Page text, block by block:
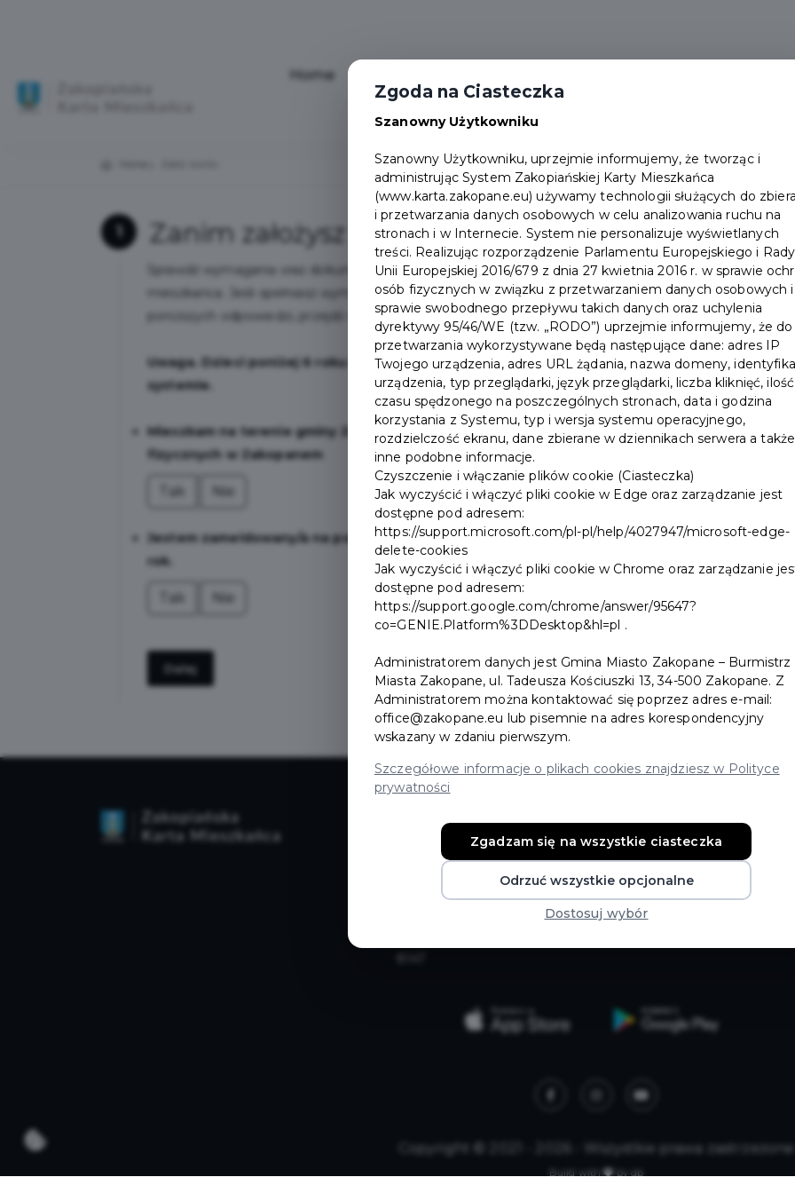
Home
Punkty obsługi
Zanim założysz konto
Sprawdź wymagania oraz dokumenty jakie należy przedstawić aby otrzymać pakiet
mieszkańca. Jeśli spełniasz wymogi programu, zaznacz twierdząco co najmniej jedną z
poniższych odpowiedzi, przejdź dalej i "załóż konto".
Uwaga. Dzieci poniżej 6 roku życia korzystają z karty rodzica - nie rejestruje się ich w
systemie.
Mieszkam na terenie gminy Zakopane i rozliczam podatek dochodowy od osób
fizycznych w Zakopanem
Tak Nie
Jestem zameldowany/a na pobyt stały na terenie Gminy Miasto Zakopane minimum 1
rok.
Tak Nie
Dalej
Dokumenty do
Mapa strony
partnerem karty
Copyright © 2021 - 2026 - Wszystkie prawa zastrzeżone
Build with by qb
Zgoda na Ciasteczka
Szanowny Użytkowniku
Szanowny Użytkowniku, uprzejmie informujemy, że tworząc i
administrując System Zakopiańskiej Karty Mieszkańca
(www.karta.zakopane.eu) używamy technologii służących do
i przetwarzania danych osobowych w celu analizowania ruchu na
stronach i w Internecie. System nie personalizuje wyświetlanych
treści. Realizując rozporządzenie Parlamentu Europejskiego i Rady
Unii Europejskiej 2016/679 z dnia 27 kwietnia 2016 r. w sprawie
osób fizycznych w związku z przetwarzaniem danych osobowych
sprawie swobodnego przepływu takich danych oraz uchylenia
dyrektywy 95/46/WE (tzw. „RODO”) uprzejmie informujemy, że do
przetwarzania wykorzystywane będą następujące dane: adres IP
Twojego urządzenia, adres URL żądania, nazwa domeny,
urządzenia, typ przeglądarki, język przeglądarki, liczba kliknięć, ilość
czasu spędzonego na poszczególnych stronach, data i godzina
korzystania z Systemu, typ i wersja systemu operacyjnego,
rozdzielczość ekranu, dane zbierane w dziennikach serwera a także
inne podobne informacje.
Czyszczenie i włączanie plików cookie (Ciasteczka)
Jak wyczyścić i włączyć pliki cookie w Edge oraz zarządzanie jest
dostępne pod adresem:
https://support.microsoft.com/pl-pl/help/4027947/microsoft-edge-
delete-cookies
Jak wyczyścić i włączyć pliki cookie w Chrome oraz zarządzanie
dostępne pod adresem:
https://support.google.com/chrome/answer/95647?
co=GENIE.Platform%3DDesktop&hl=pl .
Administratorem danych jest Gmina Miasto Zakopane – Burmistrz
Miasta Zakopane, ul. Tadeusza Kościuszki 13, 34-500 Zakopane. Z
Administratorem można kontaktować się poprzez adres e-mail:
office@zakopane.eu lub pisemnie na adres korespondencyjny
wskazany w zdaniu pierwszym.
Szczegółowe informacje o plikach cookies znajdziesz w Polityce
prywatności
Zgadzam się na wszystkie ciasteczka
Odrzuć wszystkie opcjonalne
Dostosuj wybór